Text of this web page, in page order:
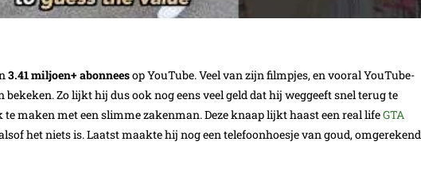
3.41 miljoen+ abonneesop YouTube. Veel van zijn filmpjes, en vooral YouTube-
Zo lijkt hij dus ook nog eens veel geld dat hij weggeeft snel terug te
maken met een slimme zakenman. Deze knaap lijkt haast een real lifeGTA
het niets is. Laatst maakte hij nog een telefoonhoesje van goud, omgerekend